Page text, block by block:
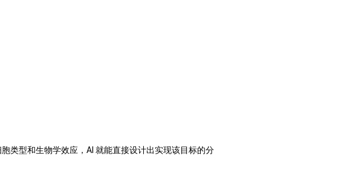
类型和生物学效应，AI 就能直接设计出实现该目标的分